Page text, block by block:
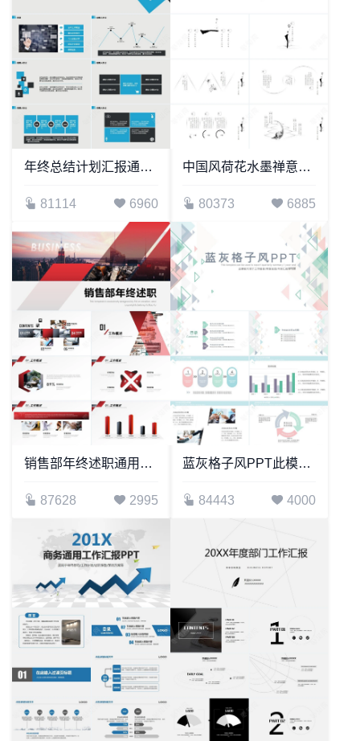
年终总结计划汇报通用PPT模板
81114 6960
中国风荷花水墨禅意复古PPT模板
80373 6885
销售部年终述职通用PPT模板
87628 2995
蓝灰格子风PPT此模板可用于工作报告季度总结年终汇报
84443 4000